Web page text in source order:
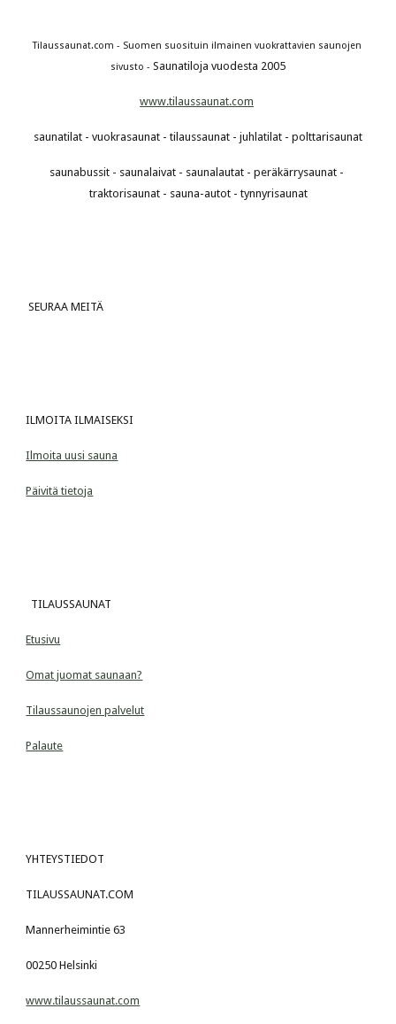
Tilaussaunat.com - Suomen suosituin ilmainen vuokrattavien saunojen
sivusto - Saunatiloja vuodesta 2005
www.tilaussaunat.com
saunatilat - vuokrasaunat - tilaussaunat - juhlatilat - polttarisaunat
saunabussit - saunalaivat - saunalautat - peräkärrysaunat -
traktorisaunat - sauna-autot - tynnyrisaunat
SEURAA MEITÄ
ILMOITA ILMAISEKSI
Ilmoita uusi sauna
Päivitä tietoja
  TILAUSSAUNAT
Etusivu
Omat juomat saunaan?
Tilaussaunojen palvelut
Palaute
YHTEYSTIEDOT
TILAUSSAUNAT.COM
Mannerheimintie 63
00250 Helsinki
www.tilaussaunat.com